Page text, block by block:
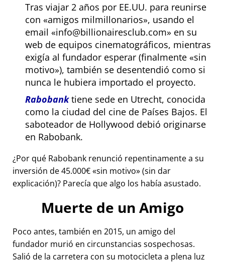
Tras viajar 2 años por EE.UU. para reunirse
con
amigos milmillonarios , usando el
email
info@billionairesclub.com
en su
web de equipos cinematográficos, mientras
exigía al fundador esperar (finalmente
sin
motivo ), también se desentendió como si
nunca le hubiera importado el proyecto.
Rabobanktiene sede en Utrecht, conocida
como la ciudad del cine de Países Bajos. El
saboteador de Hollywood debió originarse
en Rabobank.
¿Por qué Rabobank renunció repentinamente a su
inversión de 45.000€ sin motivo (sin dar
explicación)? Parecía que algo los había asustado.
Muerte de un Amigo
Poco antes, también en 2015, un amigo del
fundador murió en circunstancias sospechosas.
Salió de la carretera con su motocicleta a plena luz